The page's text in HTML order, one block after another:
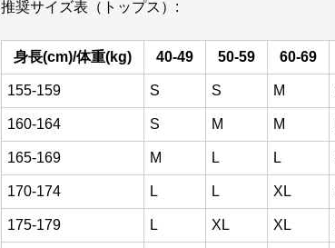
推奨サイズ表（トップス）:
身長(cm)/体重(kg) 40-49 50-59 60-69
155-159 S S M
160-164 S M M
165-169 M L L
170-174 L L XL
175-179 L XL XL